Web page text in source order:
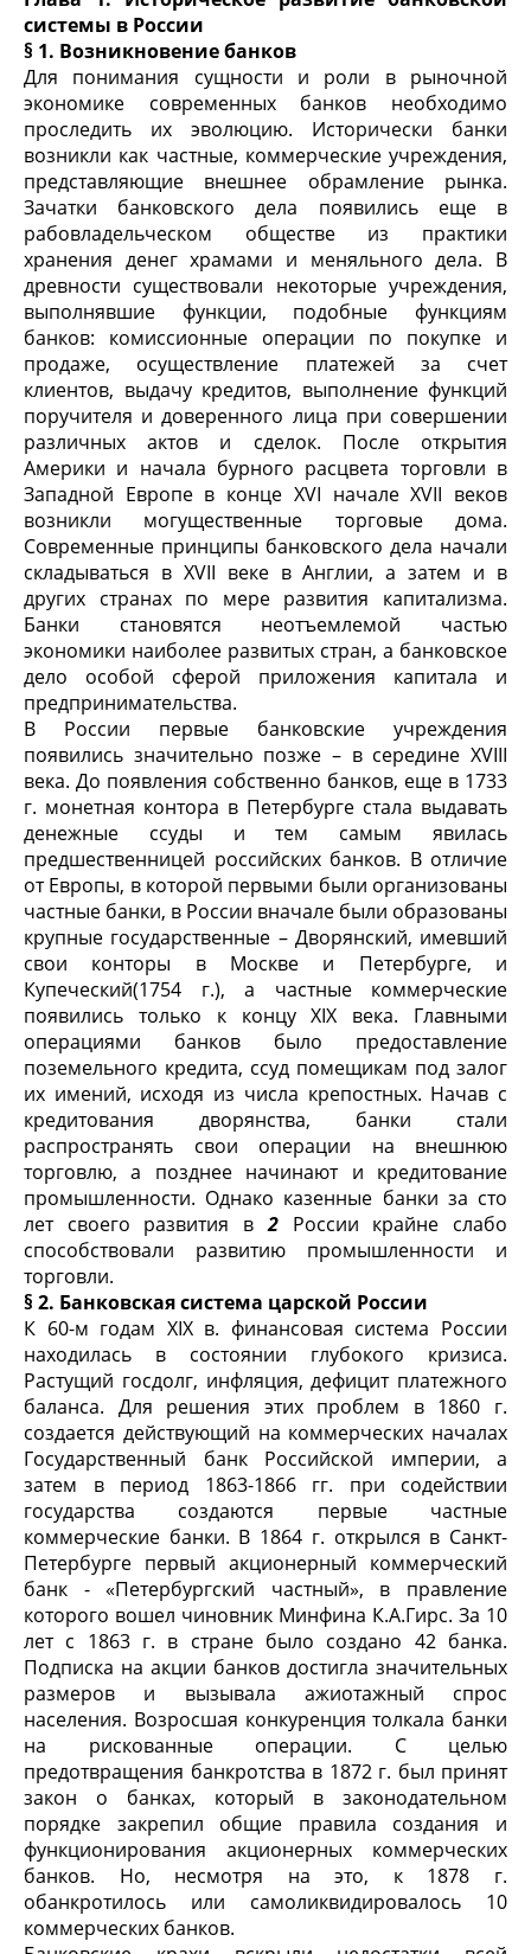
системы в России
§ 1. Возникновение банков
Для понимания сущности и роли в рыночной
экономике современных банков необходимо
проследить их эволюцию. Исторически банки
возникли как частные, коммерческие учреждения,
представляющие внешнее обрамление рынка.
Зачатки банковского дела появились еще в
рабовладельческом обществе из практики
хранения денег храмами и меняльного дела. В
древности существовали некоторые учреждения,
выполнявшие функции, подобные функциям
банков: комиссионные операции по покупке и
продаже, осуществление платежей за счет
клиентов, выдачу кредитов, выполнение функций
поручителя и доверенного лица при совершении
различных актов и сделок. После открытия
Америки и начала бурного расцвета торговли в
Западной Европе в конце XVI начале XVII веков
возникли могущественные торговые дома.
Современные принципы банковского дела начали
складываться в XVII веке в Англии, а затем и в
других странах по мере развития капитализма.
Банки становятся неотъемлемой частью
экономики наиболее развитых стран, а банковское
дело особой сферой приложения капитала и
предпринимательства.
В России первые банковские учреждения
появились значительно позже – в середине XVIII
века. До появления собственно банков, еще в 1733
г. монетная контора в Петербурге стала выдавать
денежные ссуды и тем самым явилась
предшественницей российских банков. В отличие
от Европы, в которой первыми были организованы
частные банки, в России вначале были образованы
крупные государственные – Дворянский, имевший
свои конторы в Москве и Петербурге, и
Купеческий(1754 г.), а частные коммерческие
появились только к концу XIX века. Главными
операциями банков было предоставление
поземельного кредита, ссуд помещикам под залог
их имений, исходя из числа крепостных. Начав с
кредитования дворянства, банки стали
распространять свои операции на внешнюю
торговлю, а позднее начинают и кредитование
промышленности. Однако казенные банки за сто
лет своего развития в2России крайне слабо
способствовали развитию промышленности и
торговли.
§ 2. Банковская система царской России
К 60-м годам XIX в. финансовая система России
находилась в состоянии глубокого кризиса.
Растущий госдолг, инфляция, дефицит платежного
баланса. Для решения этих проблем в 1860 г.
создается действующий на коммерческих началах
Государственный банк Российской империи, а
затем в период 1863-1866 гг. при содействии
государства создаются первые частные
коммерческие банки. В 1864 г. открылся в Санкт-
Петербурге первый акционерный коммерческий
банк - «Петербургский частный», в правление
которого вошел чиновник Минфина К.А.Гирс. За 10
лет с 1863 г. в стране было создано 42 банка.
Подписка на акции банков достигла значительных
размеров и вызывала ажиотажный спрос
населения. Возросшая конкуренция толкала банки
на рискованные операции. С целью
предотвращения банкротства в 1872 г. был принят
закон о банках, который в законодательном
порядке закрепил общие правила создания и
функционирования акционерных коммерческих
банков. Но, несмотря на это, к 1878 г.
обанкротилось или самоликвидировалось 10
коммерческих банков.